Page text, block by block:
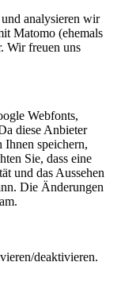
analysieren wir
Matomo (ehemals
Wir freuen uns
Webfonts,
diese Anbieter
Ihnen speichern,
Sie, dass eine
und das Aussehen
Die Änderungen
deaktivieren.